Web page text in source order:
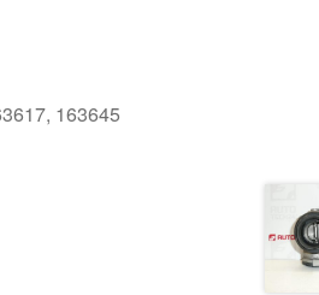
163645